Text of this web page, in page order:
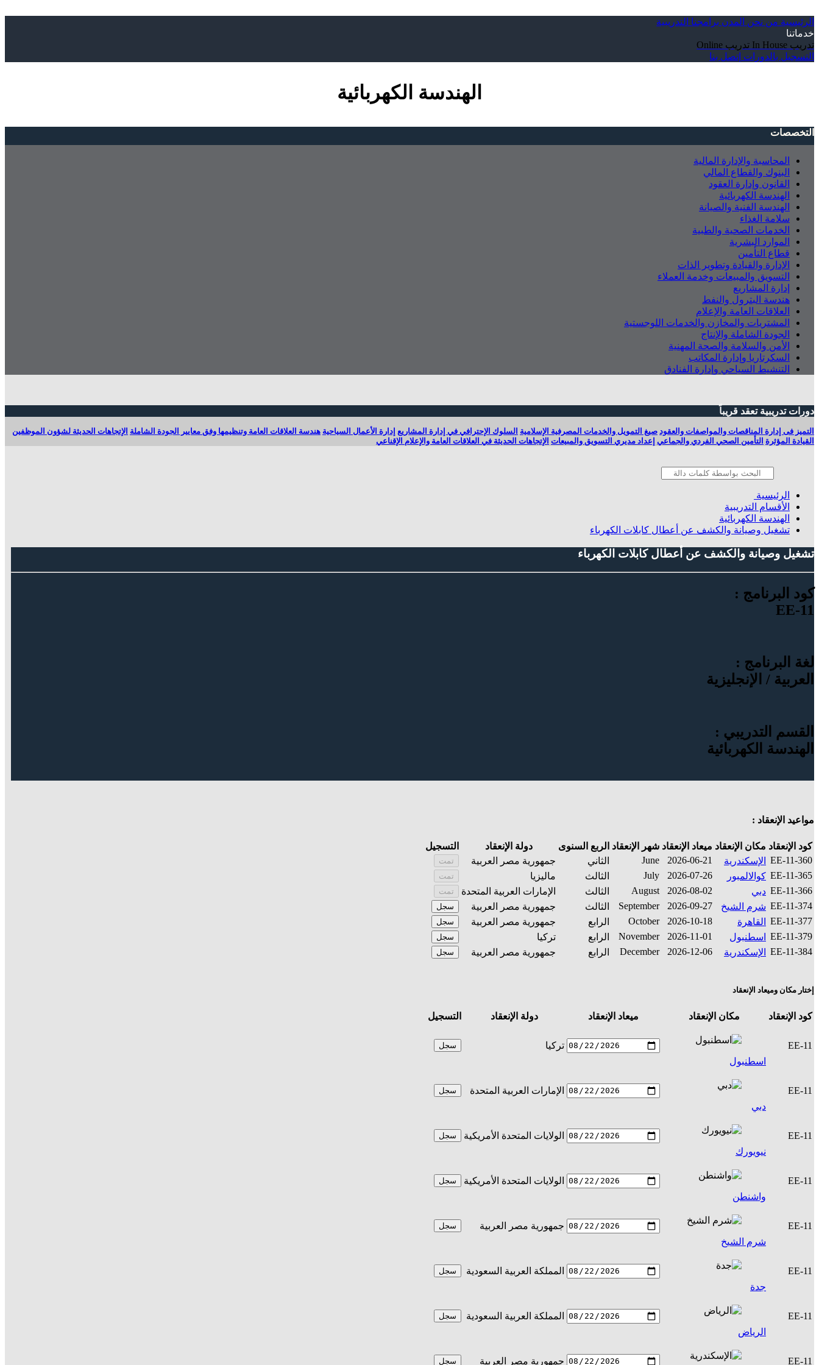
الرئيسية من نحن المدن برامجنا التدريبية
خدماتنا
تدريب In House
تدريب Online
التسجيل بالدورات إتصل بنا
الهندسة الكهربائية
التخصصات
المحاسبة والإدارة المالية
البنوك والقطاع المالي
القانون وإدارة العقود
الهندسة الكهربائية
الهندسة الفنية والصيانة
سلامة الغذاء
الخدمات الصحية والطبية
الموارد البشرية
قطاع التأمين
الإدارة والقيادة وتطوير الذات
التسويق والمبيعات وخدمة العملاء
إدارة المشاريع
هندسة البترول والنفط
العلاقات العامة والإعلام
المشتريات والمخازن والخدمات اللوجستية
الجودة الشاملة والإنتاج
الأمن والسلامة والصحة المهنية
السكرتاريا وإدارة المكاتب
التنشيط السياحي وإدارة الفنادق
دورات تدريبية تعقد قريباً
التميز فى إدارة المناقصات والمواصفات والعقود صيغ التمويل والخدمات المصرفية الإسلامية السلوك الإحترافي في إدارة المشاريع إدارة الأعمال السياحية هندسة العلاقات العامة وتنظيمها وفق معايير الجودة الشاملة الإتجاهات الحديثة لشؤون الموظفين
القيادة المؤثرة التأمين الصحي الفردي والجماعي إعداد مديري التسويق والمبيعات الإتجاهات الحديثة في العلاقات العامة والإعلام الإقناعي
الرئيسية
الأقسام التدريبية
الهندسة الكهربائية
تشغیل وصیانة والكشف عن أعطال كابلات الكھرباء
تشغیل وصیانة والكشف عن أعطال كابلات الكھرباء
كود البرنامج :
EE-11
لغة البرنامج :
العربية / الإنجليزية
القسم التدريبي :
الهندسة الكهربائية
مواعيد الإنعقاد :
كود الإنعقاد مكان الإنعقاد ميعاد الإنعقاد شهر الإنعقاد الربع السنوى دولة الإنعقاد
التسجيل
EE-11-360
الإسكندرية 2026-06-21
June الثاني جمهورية مصر العربية تمت
EE-11-365 كوالالمبور 2026-07-26
July الثالث ماليزيا تمت
EE-11-366 دبي 2026-08-02
August الثالث الإمارات العربية المتحدة تمت
EE-11-374 شرم الشيخ 2026-09-27
September الثالث جمهورية مصر العربية سجل
EE-11-377 القاهرة 2026-10-18
October الرابع جمهورية مصر العربية سجل
EE-11-379 اسطنبول 2026-11-01
November الرابع تركيا سجل
EE-11-384 الإسكندرية 2026-12-06
December الرابع جمهورية مصر العربية سجل
إختار مكان وميعاد الإنعقاد
كود الإنعقاد مكان الإنعقاد ميعاد الإنعقاد دولة الإنعقاد التسجيل
EE-11
اسطنبول
تركيا سجل
EE-11
دبي
الإمارات العربية المتحدة سجل
EE-11
نيويورك
الولايات المتحدة الأمريكية سجل
EE-11
واشنطن
الولايات المتحدة الأمريكية سجل
EE-11
شرم الشيخ
جمهورية مصر العربية سجل
EE-11
جدة
المملكة العربية السعودية سجل
EE-11
الرياض
المملكة العربية السعودية سجل
EE-11
جمهورية مصر العربية سجل